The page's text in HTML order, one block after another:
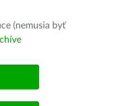
(nemusia byť